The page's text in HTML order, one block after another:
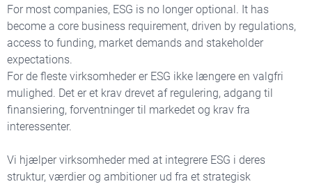
For most companies, ESG is no longer optional. It has
become a core business requirement, driven by regulations,
access to funding, market demands and stakeholder
expectations.
For de fleste virksomheder er ESG ikke længere en valgfri
mulighed. Det er et krav drevet af regulering, adgang til
finansiering, forventninger til markedet og krav fra
interessenter.
Vi hjælper virksomheder med at integrere ESG i deres
struktur, værdier og ambitioner ud fra et strategisk